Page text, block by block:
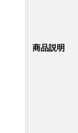
商品説明